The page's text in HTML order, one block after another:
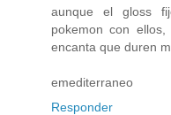
aunque el gloss
pokemon con
encanta que duren
emediterraneo
Responder